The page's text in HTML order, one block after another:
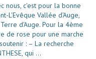
nous, c'est pour la bonne
L'Evêque Vallée d'Auge,
d'Auge. Pour la 4ème
de rose pour une marche
: – La recherche
qui ...